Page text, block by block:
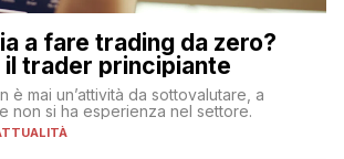
a fare trading da zero?
il trader principiante
è mai un’attività da sottovalutare, a
non si ha esperienza nel settore.